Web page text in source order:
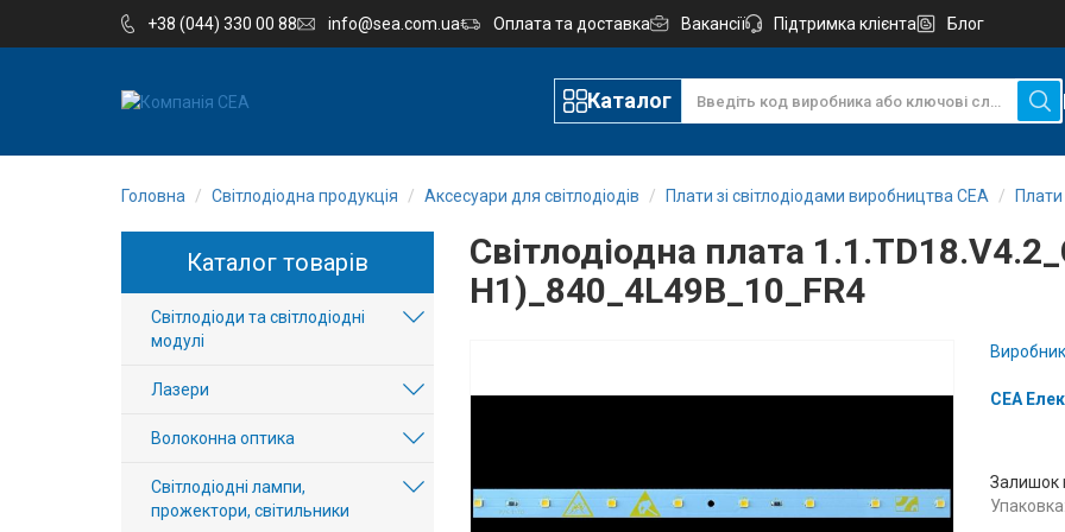
+38 (044) 330 00 88 info@sea.com.ua Оплата та доставка Вакансії Підтримка клієнта Блог
Каталог
Компанія
Виробництво
Послуги
Новини
Вакансії
Головна Світлодіодна продукція Аксесуари для світлодіодів Плати зі світлодіодами виробництва СЕА
Світлодіодна плата
H1)_840_4L49B_10_FR4
СЕА
Залишок
Каталог товарів
Світлодіоди та світлодіодні
модулі
Лазери
Волоконна оптика
Світлодіодні лампи,
прожектори, світильники